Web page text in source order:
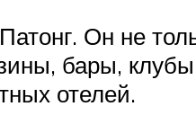
Он не
бары,
отелей.